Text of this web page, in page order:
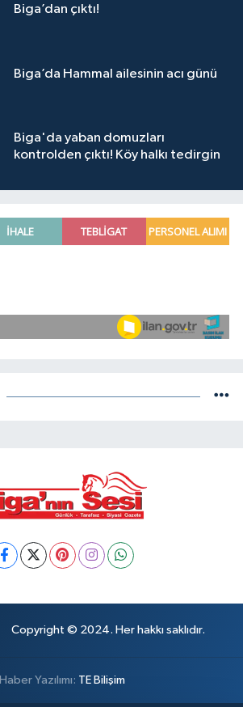
Biga’dan çıktı!
Biga’da Hammal ailesinin acı günü
Biga'da yaban domuzları
kontrolden çıktı! Köy halkı tedirgin
Copyright © 2024. Her hakkı saklıdır.
Haber Yazılımı: TE Bilişim